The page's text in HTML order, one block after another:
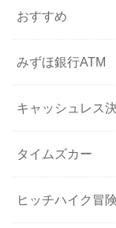
おすすめ
みずほ銀行ATM
キャッシュレス
タイムズカー
ヒッチハイク冒